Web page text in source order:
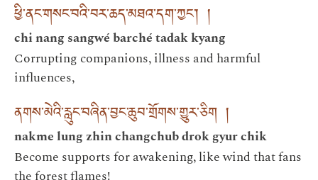
ཕྱི་ནང་གསང་བའི་བར་ཆད་མཐའ་དག་ཀྱང་། །
chi nang sangwé barché tadak kyang
Corrupting companions, illness and harmful
influences,
ནགས་མེའི་རླུང་བཞིན་བྱང་ཆུབ་གྲོགས་གྱུར་ཅིག །
nakme lung zhin changchub drok gyur chik
Become supports for awakening, like wind that fans